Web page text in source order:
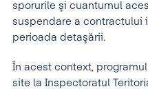
sporurile şi cuantumul
suspendare a contractului
perioada detaşării.
În acest context,
site la Inspectoratul